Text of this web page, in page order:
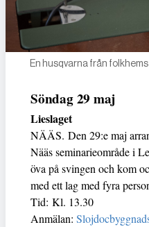
En husqvarna från
Söndag 29 maj
Lieslaget
NÄÄS. Den 29:e maj
Nääs seminarieområde i
öva på svingen och kom
med ett lag med fyra
Tid: Kl. 13.30
Anmälan: